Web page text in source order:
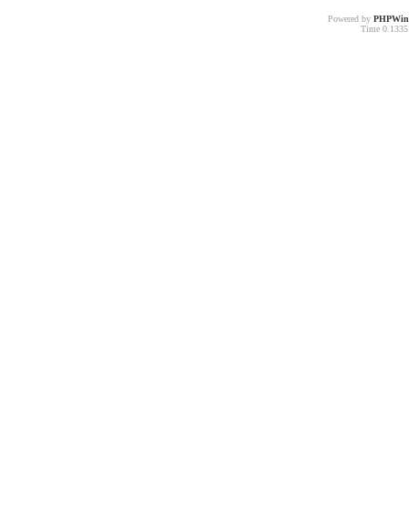
Powered by
Time